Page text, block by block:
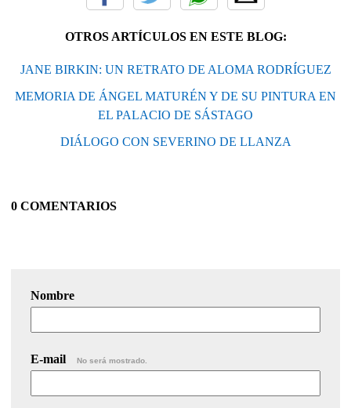
OTROS ARTÍCULOS EN ESTE BLOG:
JANE BIRKIN: UN RETRATO DE ALOMA RODRÍGUEZ
MEMORIA DE ÁNGEL MATURÉN Y DE SU PINTURA EN
EL PALACIO DE SÁSTAGO
DIÁLOGO CON SEVERINO DE LLANZA
0 COMENTARIOS
Nombre
E-mail No será mostrado.